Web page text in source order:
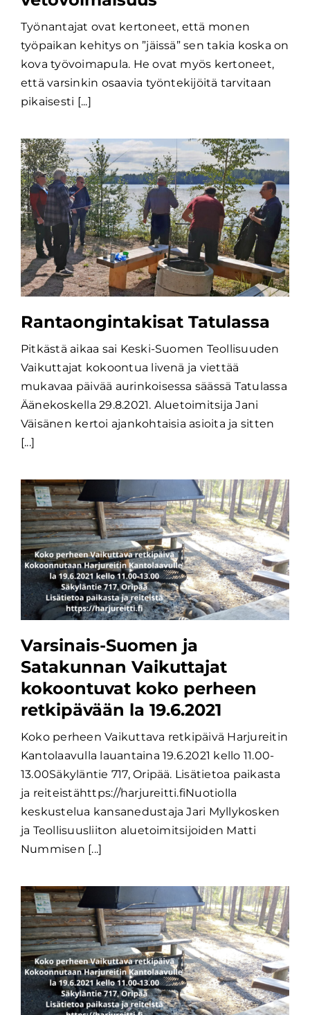
Työnantajat ovat kertoneet, että monen
työpaikan kehitys on ”jäissä” sen takia koska on
kova työvoimapula. He ovat myös kertoneet,
että varsinkin osaavia työntekijöitä tarvitaan
pikaisesti [...]
Rantaongintakisat Tatulassa
Pitkästä aikaa sai Keski-Suomen Teollisuuden
Vaikuttajat kokoontua livenä ja viettää
mukavaa päivää aurinkoisessa säässä Tatulassa
Äänekoskella 29.8.2021. Aluetoimitsija Jani
Väisänen kertoi ajankohtaisia asioita ja sitten
[...]
Varsinais-Suomen ja
Satakunnan Vaikuttajat
kokoontuvat koko perheen
retkipävään la 19.6.2021
Koko perheen Vaikuttava retkipäivä Harjureitin
Kantolaavulla lauantaina 19.6.2021 kello 11.00-
13.00Säkyläntie 717, Oripää. Lisätietoa paikasta
ja reiteistähttps://harjureitti.fiNuotiolla
keskustelua kansanedustaja Jari Myllykosken
ja Teollisuusliiton aluetoimitsijoiden Matti
Nummisen [...]